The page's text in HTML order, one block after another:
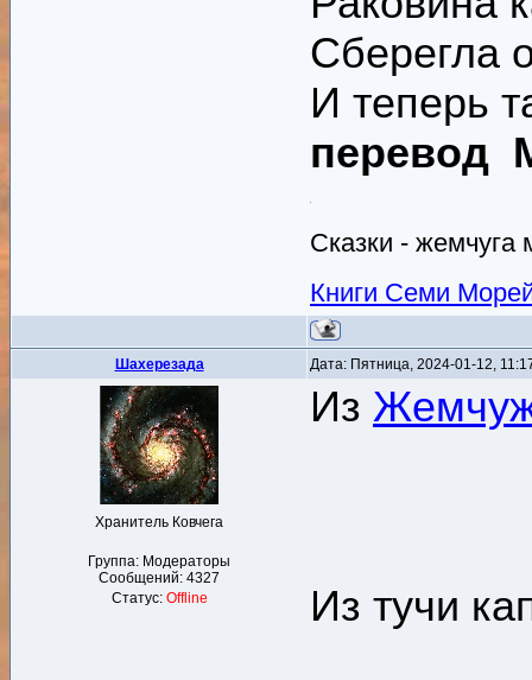
Сберегла
И теперь
перевод
Сказки - жемчуга
Книги Семи
Шахерезада Дата: Пятница, 2024-01-12,
Хранитель Ковчега
Группа: Модераторы
Сообщений: 4327
Статус: Offline
Из
Из тучи